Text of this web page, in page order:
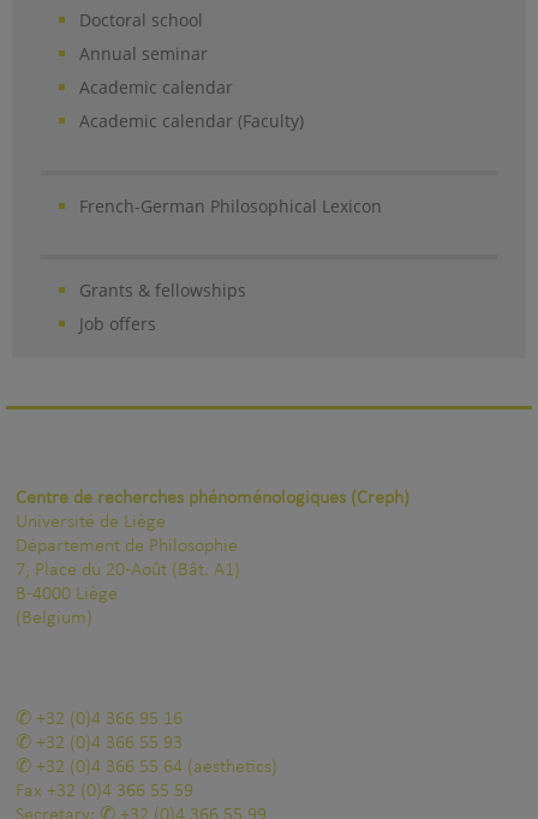
Doctoral school
Annual seminar
Academic calendar
Academic calendar (Faculty)
French-German Philosophical Lexicon
Grants & fellowships
Job offers
Centre de recherches phénoménologiques (Creph)
Université de Liège
Département de Philosophie
7, Place du 20-Août (Bât. A1)
B-4000 Liège
(Belgium)
+32 (0)4 366 95 16
+32 (0)4 366 55 93
+32 (0)4 366 55 64 (aesthetics)
Fax +32 (0)4 366 55 59